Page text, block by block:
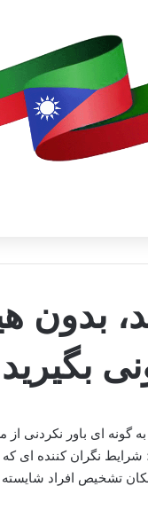
گونه ای باور نکردنی
نگران کننده ای که
تشخیص افراد شایسته